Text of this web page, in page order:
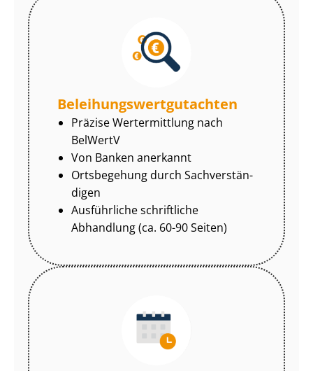
Be­lei­hungs­wert­gut­ach­ten
Präzise Wertermittlung nach
BelWertV
Von Banken anerkannt
Ortsbegehung durch Sach­ver­stän­
di­gen
Ausführliche schriftliche
Abhandlung (ca. 60-90 Seiten)